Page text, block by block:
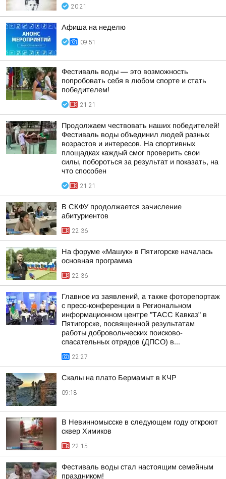
20:21
Афиша на неделю
09:51
Фестиваль воды — это возможность
попробовать себя в любом спорте и стать
победителем!
21:21
Продолжаем чествовать наших победителей!
Фестиваль воды объединил людей разных
возрастов и интересов. На спортивных
площадках каждый смог проверить свои
силы, побороться за результат и показать, на
что способен
21:21
В СКФУ продолжается зачисление
абитуриентов
22:36
На форуме «Машук» в Пятигорске началась
основная программа
22:36
Главное из заявлений, а также фоторепортаж
с пресс-конференции в Региональном
информационном центре "ТАСС Кавказ" в
Пятигорске, посвященной результатам
работы добровольческих поисково-
спасательных отрядов (ДПСО) в...
22:27
Скалы на плато Бермамыт в КЧР
09:18
В Невинномысске в следующем году откроют
сквер Химиков
22:15
Фестиваль воды стал настоящим семейным
праздником!